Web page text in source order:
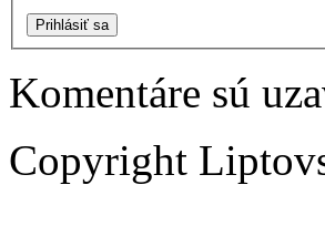
Prihlásiť sa
Komentáre sú
Copyright